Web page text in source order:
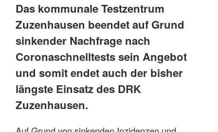
Das kommunale Testzentrum
Zuzenhausen beendet auf Grund
sinkender Nachfrage nach
Coronaschnelltests sein Angebot
und somit endet auch der bisher
längste Einsatz des DRK
Zuzenhausen.